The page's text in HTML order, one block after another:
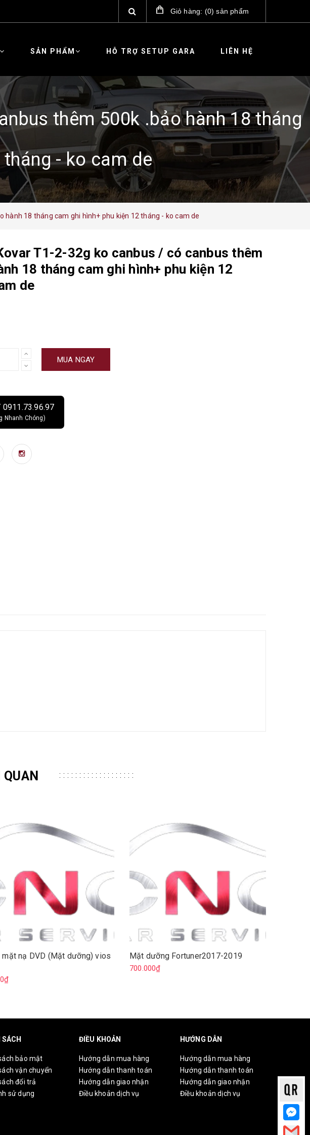
Giỏ hàng: (0)sản phẩm
SẢN PHẨM HỖ TRỢ SETUP GARA LIÊN HỆ
thêm 500k .bảo hành 18 tháng
- ko cam de
18 tháng cam ghi hình+ phu kiện 12 tháng - ko cam de
T1-2-32g ko canbus / có canbus thêm
18 tháng cam ghi hình+ phu kiện 12
de
MUA NGAY
0911.73.96.97
Nhanh Chóng)
mặt nạ DVD (Mặt dưỡng) vios
Mặt dưỡng Fortuner2017-2019
700.000₫
bảo mật
vận chuyển
đổi trả
sử dụng
ĐIỀU KHOẢN
Hướng dẫn mua hàng
Hướng dẫn thanh toán
Hướng dẫn giao nhận
Điều khoản dịch vụ
HƯỚNG DẪN
Hướng dẫn mua hàng
Hướng dẫn thanh toán
Hướng dẫn giao nhận
Điều khoản dịch vụ